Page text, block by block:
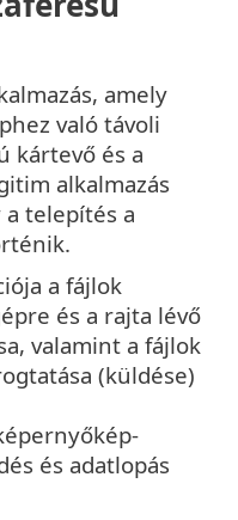
amely
való távoli
kártevő és a
alkalmazás
telepítés a
a fájlok
és a rajta lévő
valamint a fájlok
(küldése)
és adatlopás